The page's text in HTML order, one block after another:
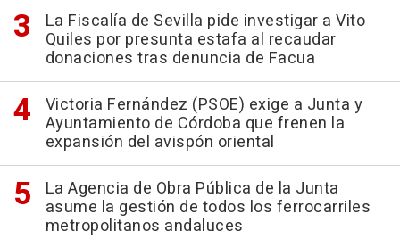
La Fiscalía de Sevilla pide investigar a Vito
Quiles por presunta estafa al recaudar
donaciones tras denuncia de Facua
Victoria Fernández (PSOE) exige a Junta y
Ayuntamiento de Córdoba que frenen la
expansión del avispón oriental
La Agencia de Obra Pública de la Junta
asume la gestión de todos los ferrocarriles
metropolitanos andaluces